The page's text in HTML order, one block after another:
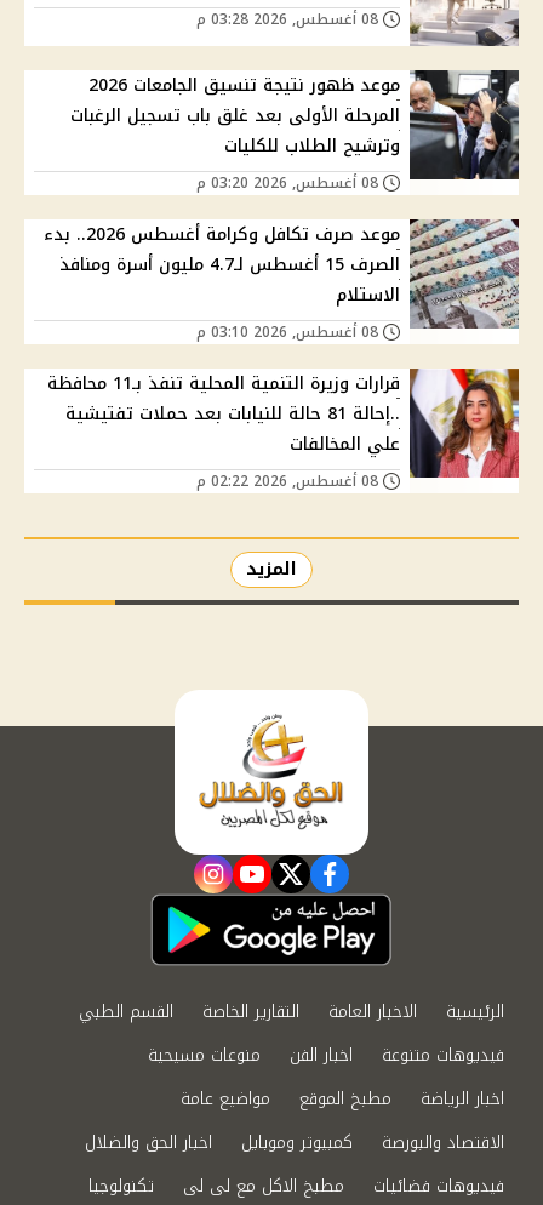
موعد ظهور نتيجة تنسيق الجامعات 2026
المرحلة الأولى بعد غلق باب تسجيل الرغبات
وترشيح الطلاب للكليات
موعد صرف تكافل وكرامة أغسطس 2026.. بدء
الصرف 15 أغسطس لـ4.7 مليون أسرة ومنافذ
الاستلام
قرارات وزيرة التنمية المحلية تنفذ بـ11 محافظة
..إحالة 81 حالة للنيابات بعد حملات تفتيشية
علي المخالفات
المزيد
facebook
twitter
youtube
instagram
الرئيسية الاخبار العامة التقارير الخاصة
القسم الطبي
فيديوهات متنوعة
اخبار الفن
منوعات مسيحية
اخبار الرياضة
مطبخ الموقع
مواضيع عامة
الاقتصاد والبورصة
كمبيوتر وموبايل
اخبار الحق والضلال
فيديوهات فضائيات
مطبخ الاكل مع لى لى تكنولوجيا